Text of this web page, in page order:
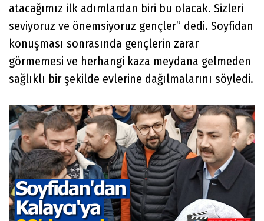
atacağımız ilk adımlardan biri bu olacak. Sizleri
seviyoruz ve önemsiyoruz gençler” dedi. Soyfidan
konuşması sonrasında gençlerin zarar
görmemesi ve herhangi kaza meydana gelmeden
sağlıklı bir şekilde evlerine dağılmalarını söyledi.